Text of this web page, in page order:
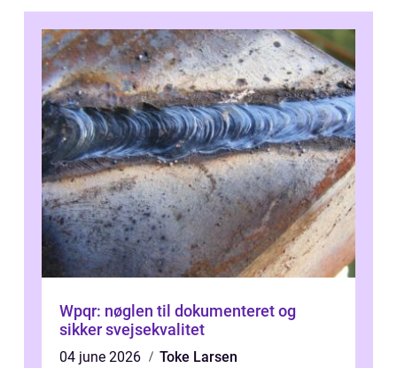
Wpqr: nøglen til dokumenteret og
sikker svejsekvalitet
04 june 2026 Toke Larsen